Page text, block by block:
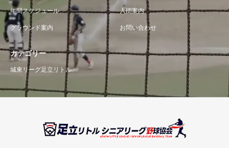
年間スケジュール 入団案内
グラウンド案内 お問い合わせ
カテゴリー
城東リーグ足立リトル